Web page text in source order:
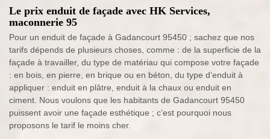
Le prix enduit de façade avec HK Services,
maconnerie 95
Pour un enduit de façade à Gadancourt 95450 ; sachez que nos
tarifs dépends de plusieurs choses, comme : de la superficie de la
façade à travailler, du type de matériau qui compose votre façade
: en bois, en pierre, en brique ou en béton, du type d’enduit à
appliquer : enduit en plâtre, enduit à la chaux ou enduit en
ciment. Nous voulons que les habitants de Gadancourt 95450
puissent avoir une façade esthétique ; c’est pourquoi nous
proposons le tarif le moins cher.